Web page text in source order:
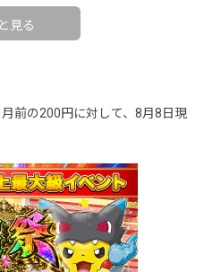
見る
前の200円に対して、8月8日現